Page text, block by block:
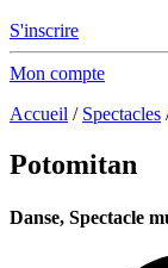
S'inscrire
Mon compte
Accueil / Spectacles
Potomitan
Danse, Spectacle